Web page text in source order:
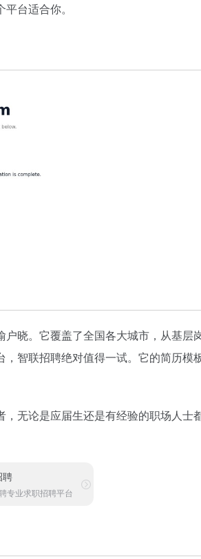
台适合你。
晓。它覆盖了全国各大城市，从基层
智联招聘绝对值得一试。它的简历模
无论是应届生还是有经验的职场人士
聘
专业求职招聘平台